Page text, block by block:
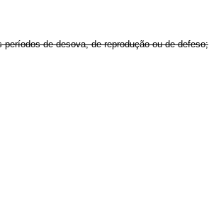
de desova, de reprodução ou de defeso;